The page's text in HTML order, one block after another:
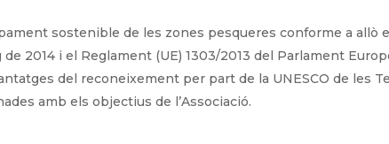
sostenible de les zones pesqueres conforme a allò
2014 i el Reglament (UE) 1303/2013 del Parlament
del reconeixement per part de la UNESCO de les
amb els objectius de l’Associació.